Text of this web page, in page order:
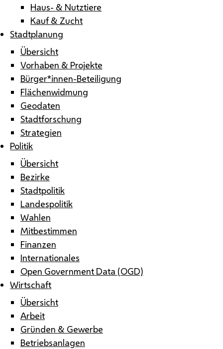
Haus- & Nutztiere
Kauf & Zucht
Stadtplanung
Übersicht
Vorhaben & Projekte
Bürger*innen-Beteiligung
Flächenwidmung
Geodaten
Stadtforschung
Strategien
Politik
Übersicht
Bezirke
Stadtpolitik
Landespolitik
Wahlen
Mitbestimmen
Finanzen
Internationales
Open Government Data (OGD)
Wirtschaft
Übersicht
Arbeit
Gründen & Gewerbe
Betriebsanlagen